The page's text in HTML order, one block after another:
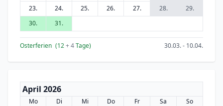
23.
24. 25. 26. 27. 28.
29.
30.
31.
Osterferien (12+ 4Tage) 30.03. - 10.04.
April 2026
Mo Di Mi Do Fr Sa
So